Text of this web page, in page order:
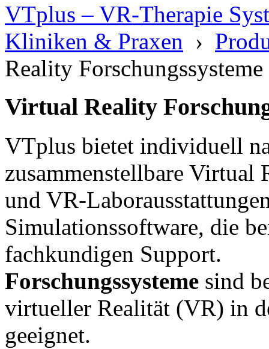
VTplus – VR-Therapie
Kliniken & Praxen ›
Reality Forschungssysteme
Virtual Reality
VTplus bietet individuell
zusammenstellbare
und VR-
Simulationssoftware, die
fachkundigen Support.
Forschungssysteme sind
virtueller Realität (VR) in
geeignet.